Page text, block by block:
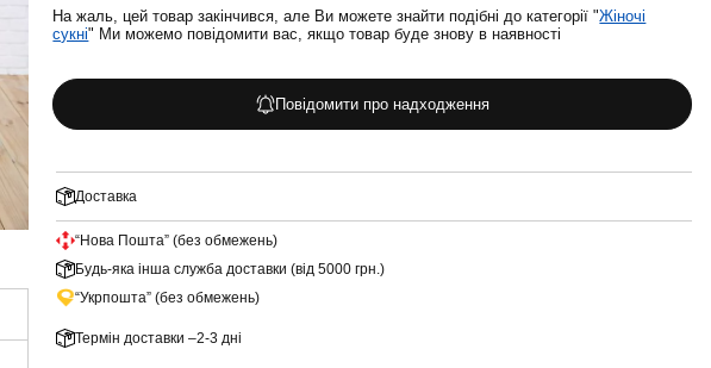
На жаль, цей товар закінчився, але Ви можете знайти подібні до категорії "Жіночі
сукні" Ми можемо повідомити вас, якщо товар буде знову в наявності
Повідомити про надходження
Доставка
“Нова Пошта” (без обмежень)
Будь-яка інша служба доставки (від 5000 грн.)
“Укрпошта” (без обмежень)
Термін доставки –2-3 дні